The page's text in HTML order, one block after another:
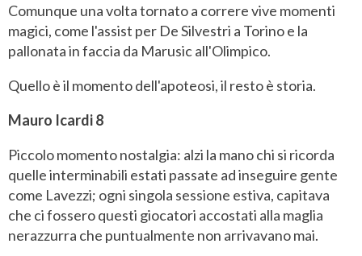
Comunque una volta tornato a correre vive momenti
magici, come l'assist per De Silvestri a Torino e la
pallonata in faccia da Marusic all'Olimpico.
Quello è il momento dell'apoteosi, il resto è storia.
Mauro Icardi 8
Piccolo momento nostalgia: alzi la mano chi si ricorda
quelle interminabili estati passate ad inseguire gente
come Lavezzi; ogni singola sessione estiva, capitava
che ci fossero questi giocatori accostati alla maglia
nerazzurra che puntualmente non arrivavano mai.